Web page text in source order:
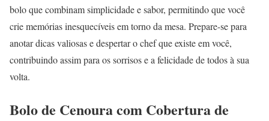
bolo que combinam simplicidade e sabor, permitindo que você
crie memórias inesquecíveis em torno da mesa. Prepare-se para
anotar dicas valiosas e despertar o chef que existe em você,
contribuindo assim para os sorrisos e a felicidade de todos à sua
volta.
Bolo de Cenoura com Cobertura de